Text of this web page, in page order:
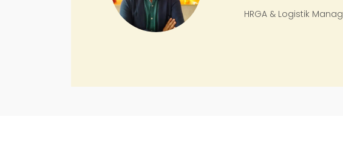
HRGA & Logistik Manager, PT. Simpang Kopi